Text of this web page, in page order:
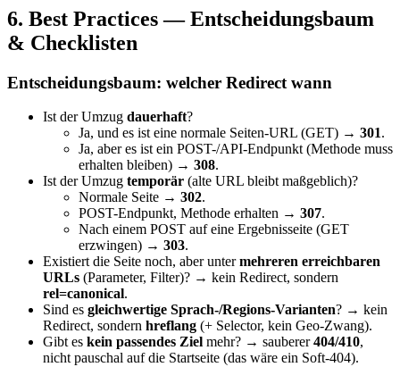
6. Best Practices — Entscheidungsbaum
& Checklisten
Entscheidungsbaum: welcher Redirect wann
Ist der Umzug dauerhaft?
Ja, und es ist eine normale Seiten-URL (GET) → 301.
Ja, aber es ist ein POST-/API-Endpunkt (Methode muss
erhalten bleiben) → 308.
Ist der Umzug temporär (alte URL bleibt maßgeblich)?
Normale Seite → 302.
POST-Endpunkt, Methode erhalten → 307.
Nach einem POST auf eine Ergebnisseite (GET
erzwingen) → 303.
Existiert die Seite noch, aber untermehreren erreichbaren
URLs (Parameter, Filter)? → kein Redirect, sondern
rel=canonical.
Sind es gleichwertige Sprach-/Regions-Varianten? → kein
Redirect, sondern hreflang (+ Selector, kein Geo-Zwang).
Gibt es kein passendes Ziel mehr? → sauberer404/410,
nicht pauschal auf die Startseite (das wäre ein Soft-404).